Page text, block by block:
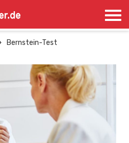
Bernstein-Test